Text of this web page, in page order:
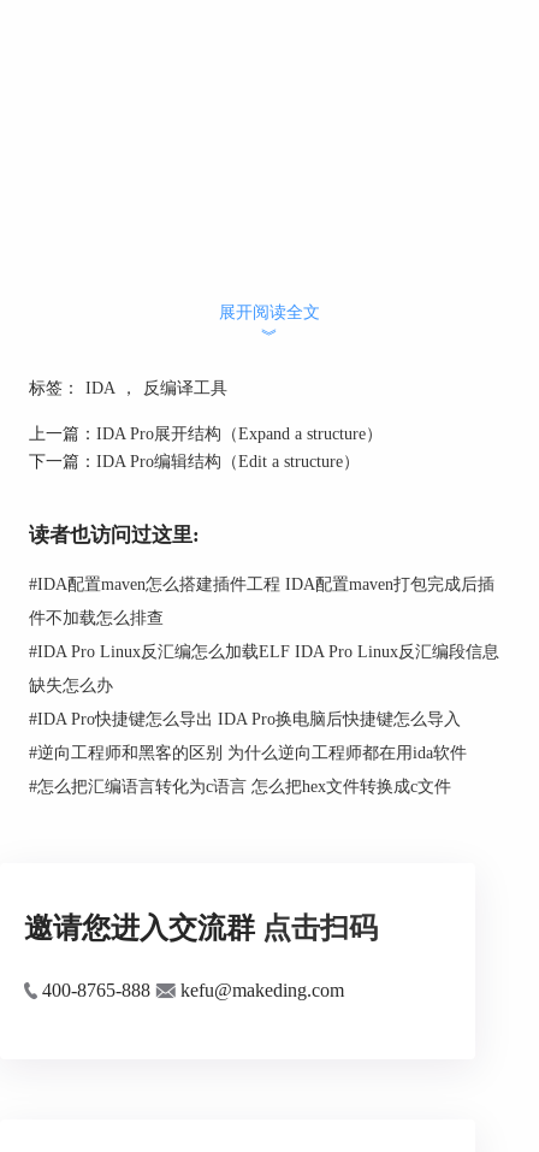
展开阅读全文
︾
标签： IDA ， 反编译工具
上一篇： IDA Pro展开结构（Expand a structure）
下一篇： IDA Pro编辑结构（Edit a structure）
读者也访问过这里:
#IDA配置maven怎么搭建插件工程 IDA配置maven打包完成后插
件不加载怎么排查
#IDA Pro Linux反汇编怎么加载ELF IDA Pro Linux反汇编段信息
缺失怎么办
#IDA Pro快捷键怎么导出 IDA Pro换电脑后快捷键怎么导入
#逆向工程师和黑客的区别 为什么逆向工程师都在用ida软件
#怎么把汇编语言转化为c语言 怎么把hex文件转换成c文件
邀请您进入交流群 点击扫码
400-8765-888 kefu@makeding.com